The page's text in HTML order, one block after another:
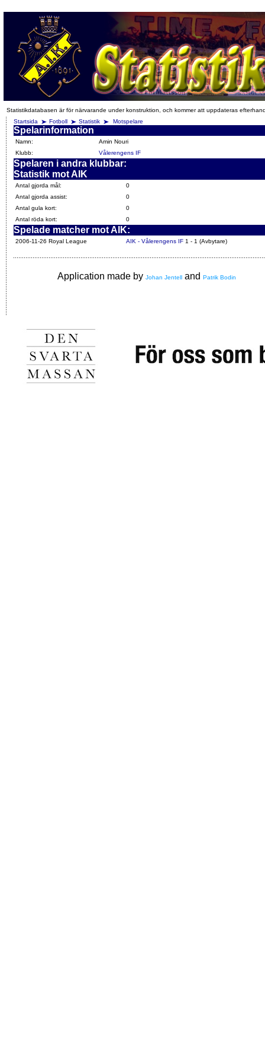
Statistikdatabasen är för närvarande under konstruktion, och kommer att uppdateras
Startsida
Fotboll Statistik Motspelare
Spelarinformation
Namn:
Amin Nouri
Klubb:
Vålerengens IF
Spelaren i andra klubbar:
Statistik mot AIK
Antal gjorda mål:
0
Antal gjorda assist:
0
Antal gula kort:
0
Antal röda kort:
0
Spelade matcher mot AIK:
2006-11-26 Royal League AIK - Vålerengens IF 1 - 1 (Avbytare)
Application made by Johan Jentell and Patrik Bodin